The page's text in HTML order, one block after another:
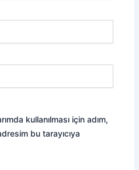
kullanılması için adım,
bu tarayıcıya